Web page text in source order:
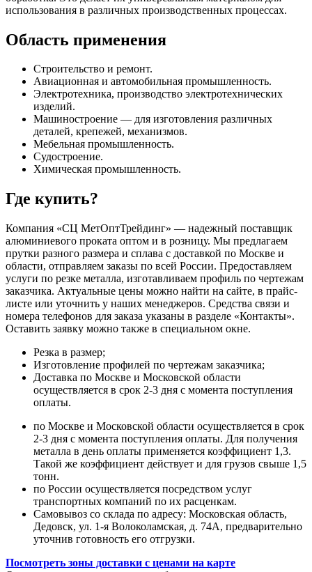
использования в различных производственных процессах.
Область применения
Строительство и ремонт.
Авиационная и автомобильная промышленность.
Электротехника, производство электротехнических
изделий.
Машиностроение — для изготовления различных
деталей, крепежей, механизмов.
Мебельная промышленность.
Судостроение.
Химическая промышленность.
Где купить?
Компания «СЦ МетОптТрейдинг» — надежный поставщик
алюминиевого проката оптом и в розницу. Мы предлагаем
прутки разного размера и сплава с доставкой по Москве и
области, отправляем заказы по всей России. Предоставляем
услуги по резке металла, изготавливаем профиль по чертежам
заказчика. Актуальные цены можно найти на сайте, в прайс-
листе или уточнить у наших менеджеров. Средства связи и
номера телефонов для заказа указаны в разделе «Контакты».
Оставить заявку можно также в специальном окне.
Резка в размер;
Изготовление профилей по чертежам заказчика;
Доставка по Москве и Московской области
осуществляется в срок 2-3 дня с момента поступления
оплаты.
по Москве и Московской области осуществляется в срок
2-3 дня с момента поступления оплаты. Для получения
металла в день оплаты применяется коэффициент 1,3.
Такой же коэффициент действует и для грузов свыше 1,5
тонн.
по России осуществляется посредством услуг
транспортных компаний по их расценкам.
Самовывоз со склада по адресу: Московская область,
Дедовск, ул. 1-я Волоколамская, д. 74А, предварительно
уточнив готовность его отгрузки.
Посмотреть зоны доставки с ценами на карте